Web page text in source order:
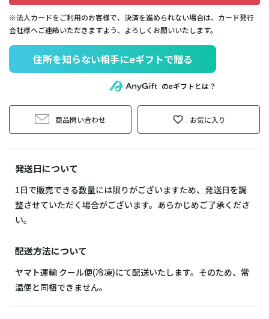
※法人カードをご利用のお客様で、決済を進められない場合は、カード発行
会社様へご連絡いただきますよう、よろしくお願いいたします。
住所を知らない相手にeギフトで贈る
のeギフトとは？
商品問い合わせ お気に入り
発送日について
1日で販売できる数量には限りがございますため、発送日を調
整させていただく場合がございます。あらかじめご了承くださ
い。
配送方法について
ヤマト運輸 クール便(冷凍)にて配送いたします。そのため、常
温便と同梱できません。